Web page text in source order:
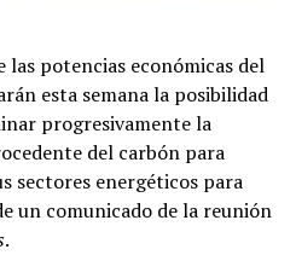
potencias económicas del
esta semana la posibilidad
progresivamente la
del carbón para
sectores energéticos para
un comunicado de la reunión
.